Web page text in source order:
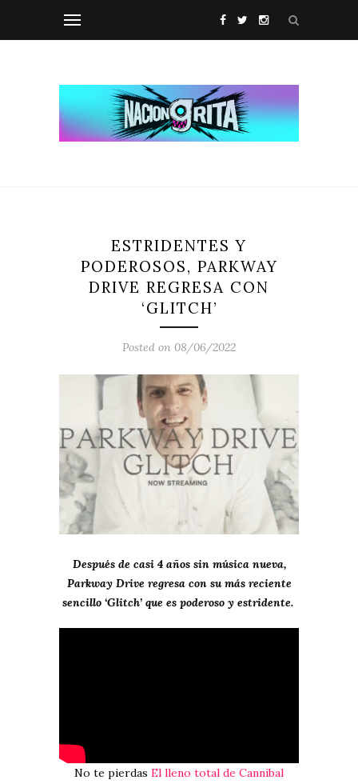
ESTRIDENTES Y
PODEROSOS, PARKWAY
DRIVE REGRESA CON
‘GLITCH’
Posted on 08/06/2022
Después de casi 4 años sin música nueva,
Parkway Drive regresa con su más reciente
sencillo ‘Glitch’ que es poderoso y estridente.
No te pierdas El lleno total de Cannibal